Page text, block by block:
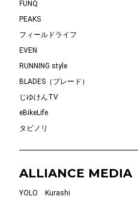
FUNQ
PEAKS
フィールドライフ
EVEN
RUNNING style
BLADES（ブレード）
じゆけんTV
eBikeLife
タビノリ
ALLIANCE MEDIA
YOLO Kurashi